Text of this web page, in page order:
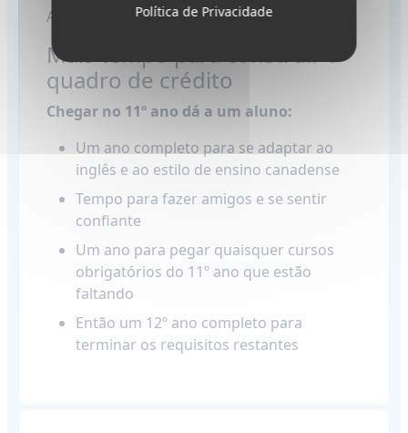
Aqui está o motivo.
Mais tempo para construir o
quadro de crédito
Chegar no 11º ano dá a um aluno:
Um ano completo para se adaptar ao
inglês e ao estilo de ensino canadense
Tempo para fazer amigos e se sentir
confiante
Um ano para pegar quaisquer cursos
obrigatórios do 11º ano que estão
faltando
Então um 12º ano completo para
terminar os requisitos restantes
Política de Privacidade